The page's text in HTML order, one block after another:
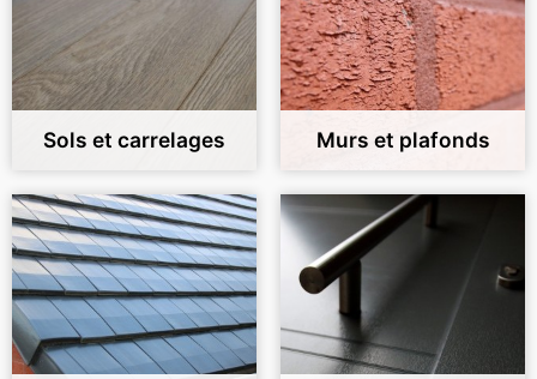
Sols et carrelages Murs et plafonds